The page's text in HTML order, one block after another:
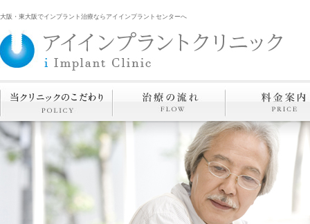
大阪・東大阪でインプラント治療ならアイインプラントセンターへ